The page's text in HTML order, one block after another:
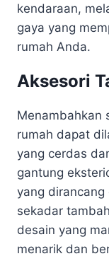
kendaraan,
gaya yang
rumah Anda.
Aksesori
Menambahkan
rumah dapat
yang cerdas
gantung
yang dirancang
sekadar
desain yang
menarik dan